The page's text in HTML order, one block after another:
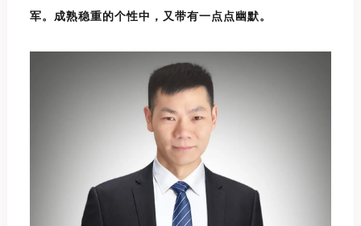
军。成熟稳重的个性中，又带有一点点幽默。